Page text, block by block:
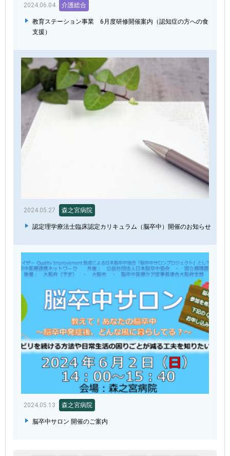
2024.06.04 介護総合
教育ステーション事業 6月度研修開催案内（認知症の方への食
支援）
2024.05.27 森之宮病院
認定理学療法士臨床認定カリキュラム（脳卒中）開催のお知らせ
2024.05.13 森之宮病院
脳卒中サロン 開催のご案内